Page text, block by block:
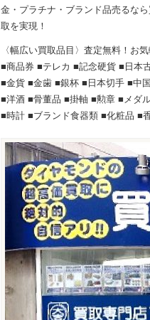
金・プラチナ・ブランド品売るな
取を実現！
〈幅広い買取品目〉査定無料！お
■商品券 ■テレカ ■記念硬貨 ■日本
■金貨 ■金歯 ■銀杯 ■日本切手 ■中
■洋酒 ■骨董品 ■掛軸 ■勲章 ■メダ
■時計 ■ブランド食器類 ■化粧品 ■